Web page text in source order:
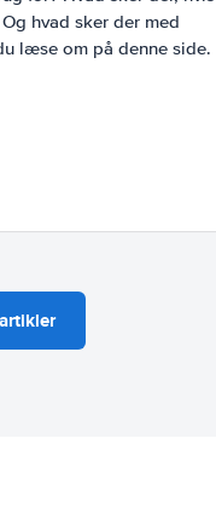
hvad sker der med
læse om på denne side.